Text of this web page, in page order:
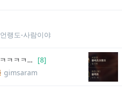
언랭도-사람이야
가지가지한다 진짜 ㅋㅋㅋㅋㅋㅋㅋㅋㅋㅋ [8]
gimsaram